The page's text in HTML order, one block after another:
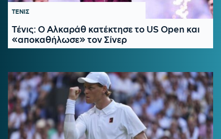
ΤΕΝΙΣ
Τένις: Ο Αλκαράθ κατέκτησε το US Open και
«αποκαθήλωσε» τον Σίνερ